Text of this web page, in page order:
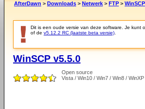
AfterDawn > Downloads > Netwerk > FTP >
Dit is een oude versie van deze software. Je kunt
of de v5.12.2 RC (laatste beta versie)
WinSCP v5.5.0
Open source
Vista / Win10 / Win7 / Win8 / WinXP